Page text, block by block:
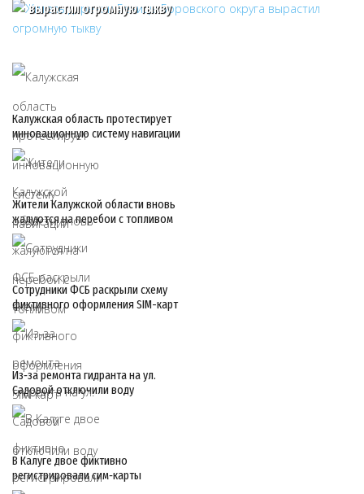
вырастил огромную тыкву
Калужская область протестирует
инновационную систему навигации
Жители Калужской области вновь
жалуются на перебои с топливом
Сотрудники ФСБ раскрыли схему
фиктивного оформления SIM-карт
Из‑за ремонта гидранта на ул.
Садовой отключили воду
В Калуге двое фиктивно
регистрировали сим‑карты